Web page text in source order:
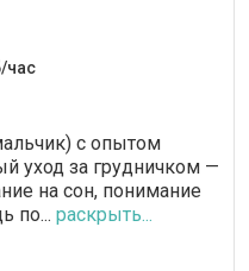
час
с опытом
уход за грудничком —
на сон, понимание
по... раскрыть...